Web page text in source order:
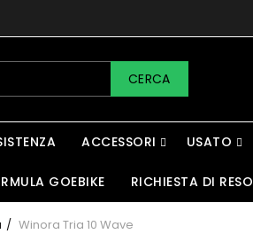
CERCA
ACCESSORI USATO
GOEBIKE RICHIESTA DI RESO
Winora Tria 10 Wave